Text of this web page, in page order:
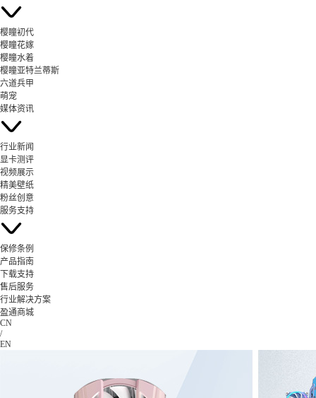
樱瞳初代
樱瞳花嫁
樱瞳水着
樱瞳亚特兰蒂斯
六道兵甲
萌宠
媒体资讯
行业新闻
显卡测评
视频展示
精美壁纸
粉丝创意
服务支持
保修条例
产品指南
下载支持
售后服务
行业解决方案
盈通商城
CN
/
EN